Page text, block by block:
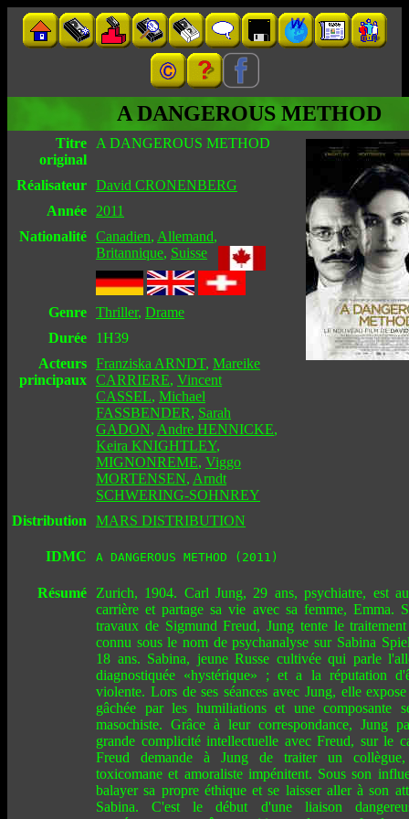
A DANGEROUS METHOD
Titre
original
A DANGEROUS METHOD
Réalisateur David CRONENBERG
Année
2011
Nationalité Canadien, Allemand,
Britannique, Suisse
Genre Thriller, Drame
Durée
1H39
Acteurs
principaux
Franziska ARNDT, Mareike
CARRIERE, Vincent
CASSEL, Michael
FASSBENDER, Sarah
GADON, Andre HENNICKE,
Keira KNIGHTLEY,
MIGNONREME, Viggo
MORTENSEN, Arndt
SCHWERING-SOHNREY
Distribution
MARS DISTRIBUTION
IDMC A DANGEROUS METHOD (2011)
Résumé
Zurich, 1904. Carl Jung, 29 ans, psychiatre, est
carrière et partage sa vie avec sa femme, Emma.
travaux de Sigmund Freud, Jung tente le
connu sous le nom de psychanalyse sur Sabina
18 ans. Sabina, jeune Russe cultivée qui parle
diagnostiquée «hystérique» ; et a la réputation
violente. Lors de ses séances avec Jung, elle
gâchée par les humiliations et une composante
masochiste. Grâce à leur correspondance, Jung
grande complicité intellectuelle avec Freud, sur le
Freud demande à Jung de traiter un
toxicomane et amoraliste impénitent. Sous son
balayer sa propre éthique et se laisser aller à son
Sabina. C'est le début d'une liaison